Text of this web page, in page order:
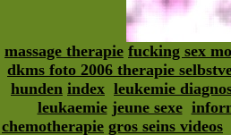
massage therapie fucking sex
dkms foto 2006 therapie
hunden index leukemie
leukaemie jeune sexe
chemotherapie gros seins videos